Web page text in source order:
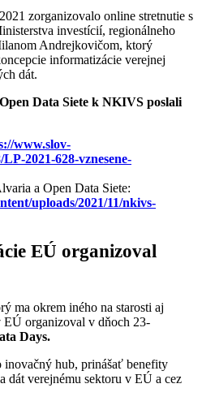
zorganizovalo online stretnutie s
investícií, regionálneho
Andrejkovičom, ktorý
informatizácie verejnej
dát.
Data Siete k NKIVS poslali
www.slov-
2021-628-vznesene-
a Open Data Siete:
uploads/2021/11/nkivs-
EÚ organizoval
ma okrem iného na starosti aj
organizoval v dňoch 23-
Days.
hub, prinášať benefity
dát verejnému sektoru v EÚ a cez